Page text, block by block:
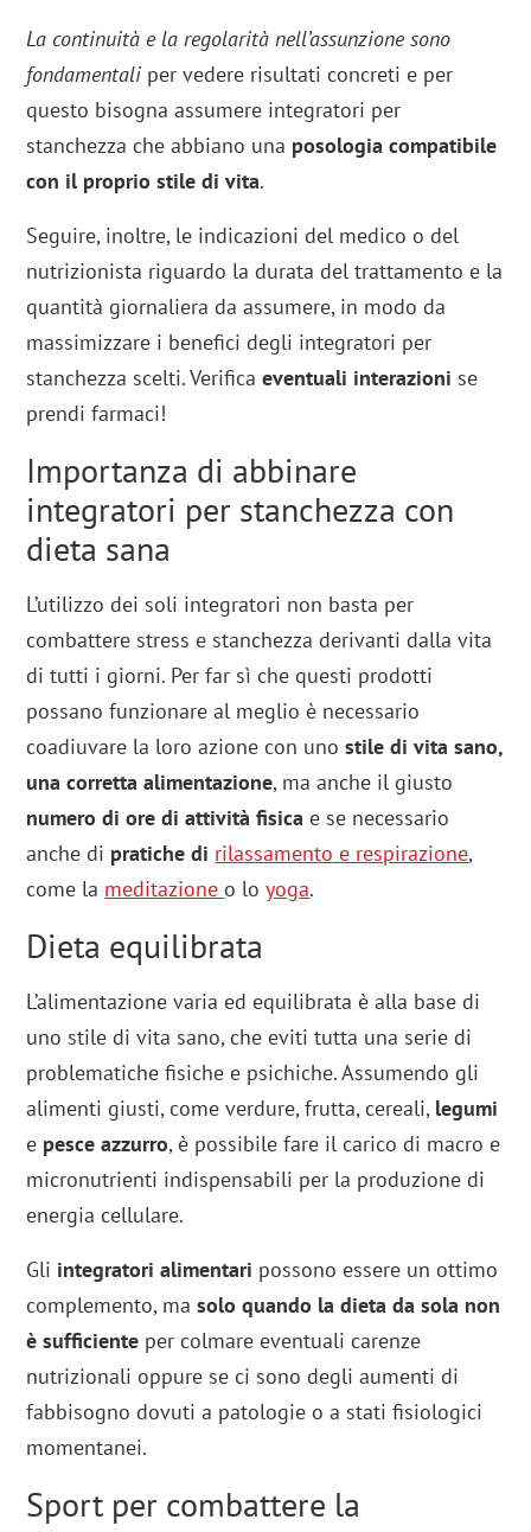
La continuità e la regolarità nell’assunzione sono
fondamentali per vedere risultati concreti e per
questo bisogna assumere integratori per
stanchezza che abbiano una posologia compatibile
con il proprio stile di vita.
Seguire, inoltre, le indicazioni del medico o del
nutrizionista riguardo la durata del trattamento e la
quantità giornaliera da assumere, in modo da
massimizzare i benefici degli integratori per
stanchezza scelti. Verificaeventuali interazioni se
prendi farmaci!
Importanza di abbinare
integratori per stanchezza con
dieta sana
L’utilizzo dei soli integratori non basta per
combattere stress e stanchezza derivanti dalla vita
di tutti i giorni. Per far sì che questi prodotti
possano funzionare al meglio è necessario
coadiuvare la loro azione con unostile di vita sano,
una corretta alimentazione, ma anche il giusto
numero di ore di attività fisica e se necessario
anche di pratiche di rilassamento e respirazione,
come la meditazione o loyoga.
Dieta equilibrata
L’alimentazione varia ed equilibrata è alla base di
uno stile di vita sano, che eviti tutta una serie di
problematiche fisiche e psichiche. Assumendo gli
alimenti giusti, come verdure, frutta, cereali, legumi
e pesce azzurro, è possibile fare il carico di macro e
micronutrienti indispensabili per la produzione di
energia cellulare.
Gli integratori alimentari possono essere un ottimo
complemento, masolo quando la dieta da sola non
è sufficiente per colmare eventuali carenze
nutrizionali oppure se ci sono degli aumenti di
fabbisogno dovuti a patologie o a stati fisiologici
momentanei.
Sport per combattere la